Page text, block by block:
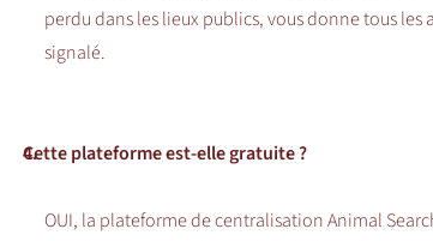
perdu dans les lieux publics, vous donne tous
signalé.
4.
Cette plateforme est-elle gratuite ?
OUI, la plateforme de centralisation Animal